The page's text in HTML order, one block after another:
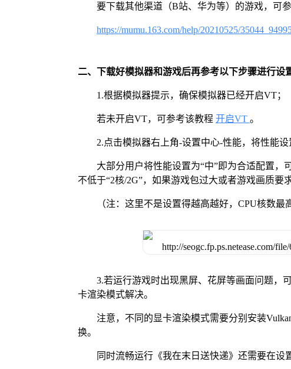
要下载其他渠道（B站、华为等）的游戏，可参
https://mumu.163.com/help/20210525/
二、下载好模拟器和游戏后再参考以下步骤进行设
1.根据模拟器提示，确保模拟器已经开启VT；
若未开启VT，可参考该教程 开启VT 。
2.点击模拟器右上角-设置中心-性能，将性能设
大部分用户将性能设置为“中”即为合适配置
不低于“2核/2G”，如果游戏包过大或者游戏画质要
（注：这里不是设置得越高越好，CPU核数
3.若运行游戏时出现黑屏、花屏等画面问题，
卡渲染模式解决。
注意，不同的显卡渲染模式需要分别安装
换。
同时流畅运行《我在末日送快递》还需要在设